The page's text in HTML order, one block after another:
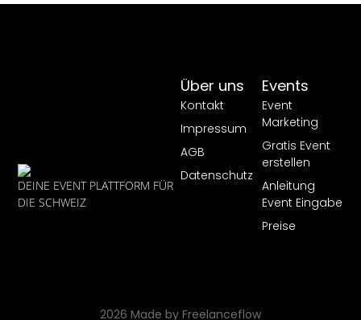
DEINE EVENT PLATTFORM FÜR
DIE SCHWEIZ
Events
Event
Marketing
Gratis Event
erstellen
Anleitung
Event Eingabe
Preise
Über uns
Kontakt
Impressum
AGB
Datenschutz
2026 Made by Freelanceflow